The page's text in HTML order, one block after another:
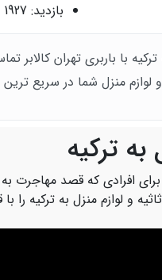
بازدید: 1927 نفر
با باربری تهران کالابر
لوازم منزل شما در سریع
ترکیه
برای افرادی که قصد مهاجرت
و لوازم منزل به ترکیه